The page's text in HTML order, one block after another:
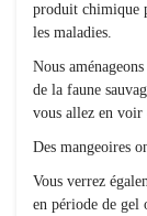
produit chimique
les maladies.
Nous
de la faune
vous allez en
Des mangeoires
Vous verrez
en période de gel